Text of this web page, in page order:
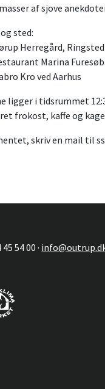
af sjove
sted:
Herregård, Ringsted
Marina
Kro ved Aarhus
ligger i tidsrummet
frokost, kaffe og
skriv en mail til
54 00 ·